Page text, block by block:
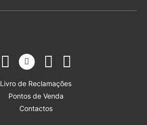
Livro de Reclamações
Pontos de Venda
Contactos